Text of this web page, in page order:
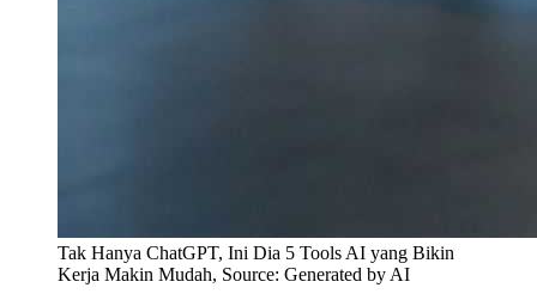
Tak Hanya ChatGPT, Ini Dia 5 Tools AI yang Bikin
Kerja Makin Mudah, Source: Generated by AI